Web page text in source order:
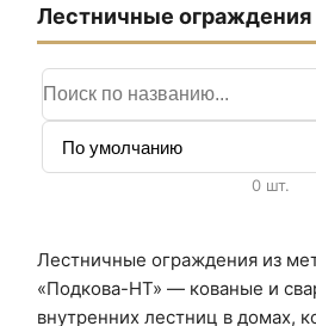
Лестничные ограждения
0 шт.
Лестничные ограждения из
«Подкова-НТ» — кованые и
внутренних лестниц в домах,